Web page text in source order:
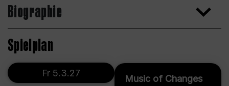
Biographie
Spielplan
Music of Changes
Fr 5.3.27